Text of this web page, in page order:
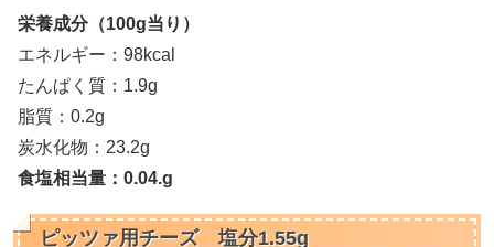
栄養成分（100g当り）
エネルギー：98kcal
たんぱく質：1.9g
脂質：0.2g
炭水化物：23.2g
食塩相当量：0.04.g
ピッツァ用チーズ 塩分1.55g